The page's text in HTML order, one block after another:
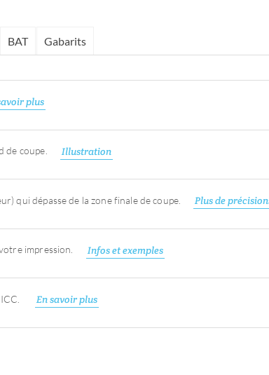
BAT Gabarits
plus
de coupe. Illustration
qui dépasse de la zone finale de coupe. Plus de
impression. Infos et exemples
En savoir plus